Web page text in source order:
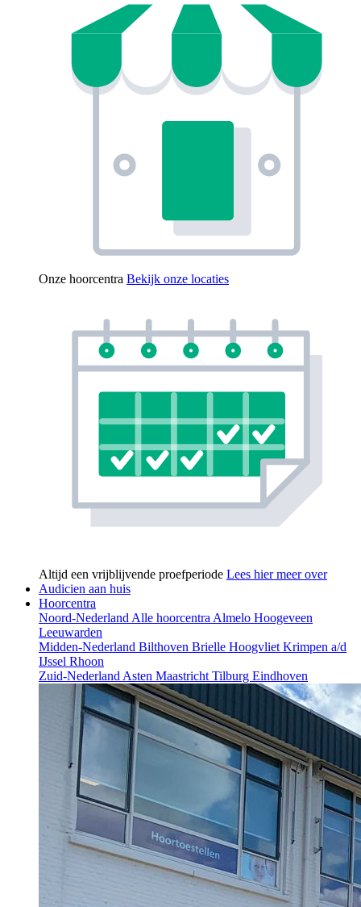
Onze hoorcentra Bekijk onze locaties
Altijd een vrijblijvende proefperiode Lees hier meer over
Audicien aan huis
Hoorcentra
Noord-NederlandAlle hoorcentraAlmelo Hoogeveen
Leeuwarden
Midden-Nederland Bilthoven Brielle HoogvlietKrimpen a/d
IJssel Rhoon
Zuid-NederlandAsten MaastrichtTilburg Eindhoven